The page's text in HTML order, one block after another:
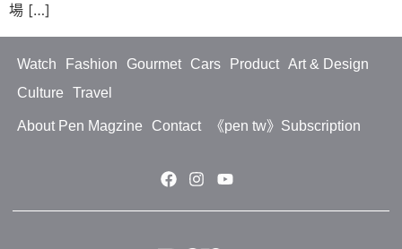
場 […]
Watch Fashion Gourmet Cars Product
Art & Design
Culture
Travel
About Pen Magzine Contact 《pen tw》Subscription